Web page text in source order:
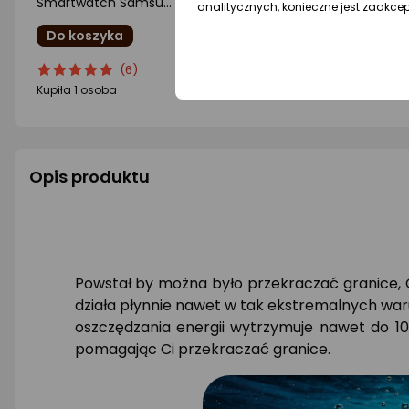
Do koszyka
ocena
produktu
Ocena
produktu
(6)
Kupiła 1 osoba
5/5
Opis produktu
Powstał by można było przekraczać
działa płynnie nawet w tak ekstremalnych
oszczędzania energii wytrzymuje nawet do
pomagając Ci przekraczać granice.
analitycznych, konieczne jest